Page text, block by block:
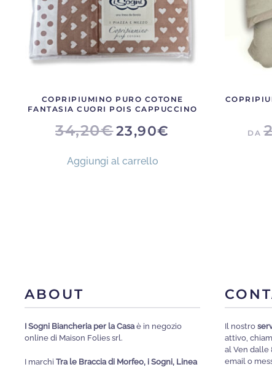
COPRIPIUMINO PURO COTONE
FANTASIA CUORI POIS CAPPUCCINO
34,20€ IL
PREZZO
34,20€.
23,90€
Aggiungi al carrello
DA
ABOUT
I Sogni Biancheria per la Casaè in negozio
online di Maison Folies srl.
I marchi Tra le Braccia di Morfeo, i Sogni, Linea
Il nostro
attivo,
al Ven dalle
email o